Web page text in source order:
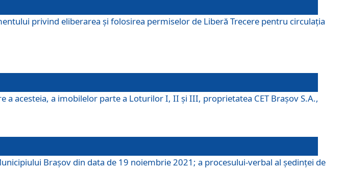
privind eliberarea şi folosirea permiselor de Liberă Trecere pentru circulația
acesteia, a imobilelor parte a Loturilor I, II și III, proprietatea CET Brașov S.A.,
Braşov din data de 19 noiembrie 2021; a procesului-verbal al şedinţei de